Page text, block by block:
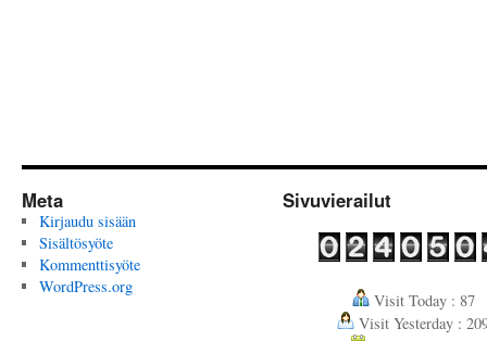
Meta
Kirjaudu sisään
Sisältösyöte
Kommenttisyöte
WordPress.org
Sivuvierailut
Visit Today : 87
Visit Yesterday :